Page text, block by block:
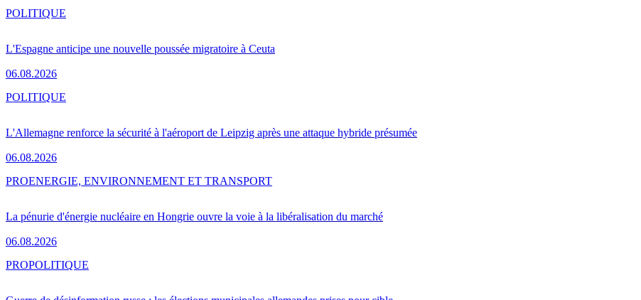
L'Espagne anticipe une nouvelle poussée migratoire à Ceuta
06.08.2026
POLITIQUE
L'Allemagne renforce la sécurité à l'aéroport de Leipzig après une attaque hybride présumée
06.08.2026
POLITIQUE
La pénurie d'énergie nucléaire en Hongrie ouvre la voie à la libéralisation du marché
06.08.2026
PROENERGIE, ENVIRONNEMENT ET TRANSPORT
PROPOLITIQUE